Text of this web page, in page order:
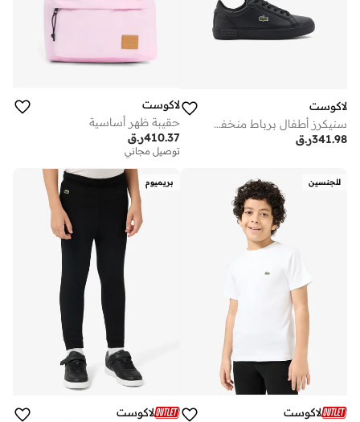
لاكوست
سنيكرز أطفال برباط منخفض
ر.ق341.98
لاكوست
حقيبة ظهر أساسية
ر.ق410.37
توصيل مجاني
للجنسين
لاكوست
بريميوم
لاكوست